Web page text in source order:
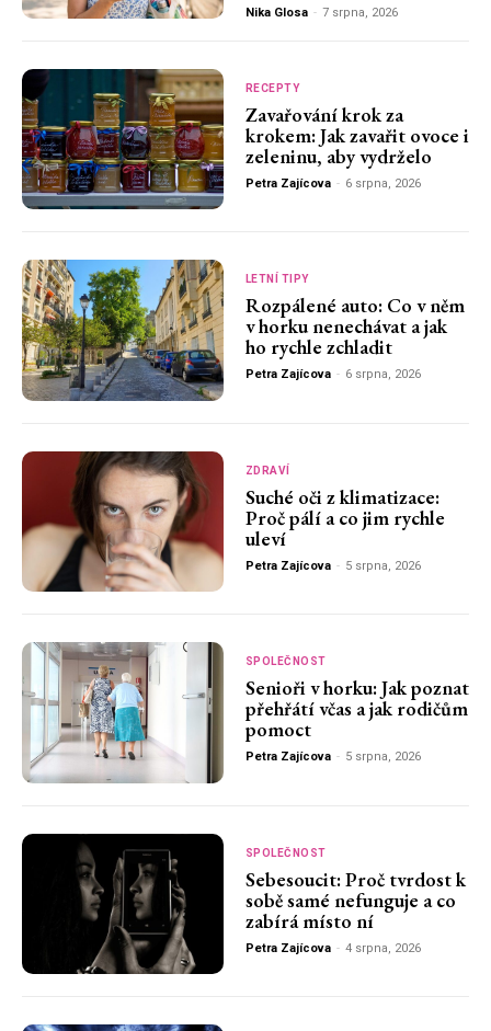
Nika Glosa - 7 srpna, 2026
RECEPTY
Zavařování krok za
krokem: Jak zavařit ovoce i
zeleninu, aby vydrželo
Petra Zajícova - 6 srpna, 2026
LETNÍ TIPY
Rozpálené auto: Co v něm
v horku nenechávat a jak
ho rychle zchladit
Petra Zajícova - 6 srpna, 2026
ZDRAVÍ
Suché oči z klimatizace:
Proč pálí a co jim rychle
uleví
Petra Zajícova - 5 srpna, 2026
SPOLEČNOST
Senioři v horku: Jak poznat
přehřátí včas a jak rodičům
pomoct
Petra Zajícova - 5 srpna, 2026
SPOLEČNOST
Sebesoucit: Proč tvrdost k
sobě samé nefunguje a co
zabírá místo ní
Petra Zajícova - 4 srpna, 2026